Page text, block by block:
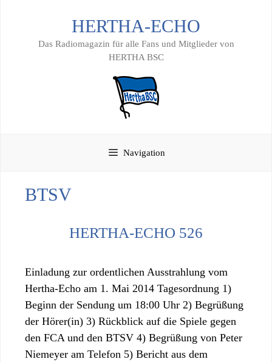
HERTHA-ECHO
Das Radiomagazin für alle Fans und Mitglieder von
HERTHA BSC
Navigation
BTSV
HERTHA-ECHO 526
Einladung zur ordentlichen Ausstrahlung vom
Hertha-Echo am 1. Mai 2014 Tagesordnung 1)
Beginn der Sendung um 18:00 Uhr 2) Begrüßung
der Hörer(in) 3) Rückblick auf die Spiele gegen
den FCA und den BTSV 4) Begrüßung von Peter
Niemeyer am Telefon 5) Bericht aus dem